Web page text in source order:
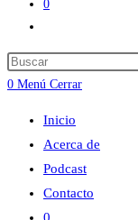
0
de
la
web
0 Menú Cerrar
Inicio
Acerca de
Podcast
Contacto